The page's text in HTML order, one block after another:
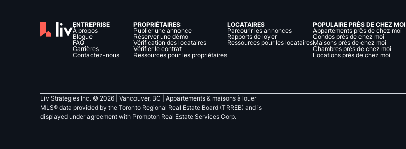
ENTREPRISE
À propos
Blogue
FAQ
Carrières
Contactez-nous
PROPRIÉTAIRES
Publier une annonce
Réserver une démo
Vérification des locataires
Vérifier le contrat
Ressources pour les propriétaires
LOCATAIRES
Parcourir les annonces
Rapports de loyer
Ressources pour les locataires
POPULAIRE PRÈS DE CHEZ MOI
Appartements près de chez moi
Condos près de chez moi
Maisons près de chez moi
Chambres près de chez moi
Locations près de chez moi
Liv Strategies Inc. © 2026 | Vancouver, BC |
Appartements & maisons à louer
MLS® data provided by the Toronto Regional Real Estate Board (TRREB) and is
displayed under agreement with Prompton Real Estate Services Corp.